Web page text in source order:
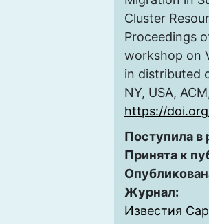
Cluster
Proceedings
workshop on
in distributed
NY, USA,
https://
Поступила
Принята к
Журнал:
Известия